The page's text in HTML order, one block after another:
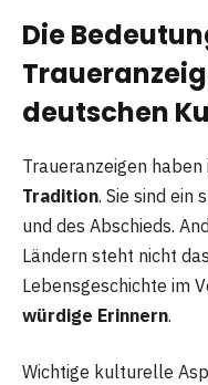
Die
deutschen
Traueranzeigen
Tradition. Sie sind ein
und des Abschieds.
Ländern steht nicht
Lebensgeschichte im
würdige Erinnern.
Wichtige kulturelle